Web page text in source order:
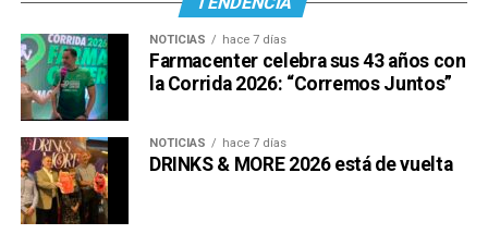
NOTICIAS hace 7 días
Farmacenter celebra sus 43 años con
la Corrida 2026: “Corremos Juntos”
NOTICIAS hace 7 días
DRINKS & MORE 2026 está de vuelta